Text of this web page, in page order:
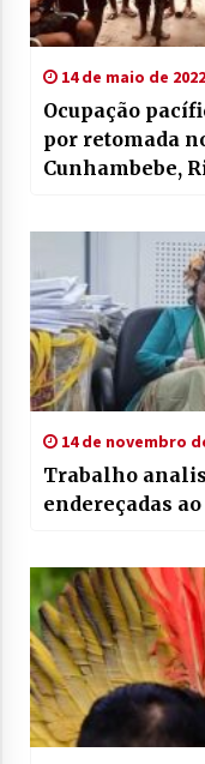
14 de maio de 2022
Ocupação
por retomada
Cunhambebe,
14 de novembro
Trabalho
endereçadas